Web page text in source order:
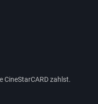
CineStarCARD zahlst.